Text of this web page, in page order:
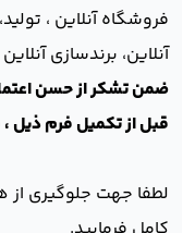
فروشگاه آنلاین ،
آنلاین، برندسازی
ضمن تشکر از حسن
قبل از تکمیل فرم ذیل ،
لطفا جهت جلوگیری از